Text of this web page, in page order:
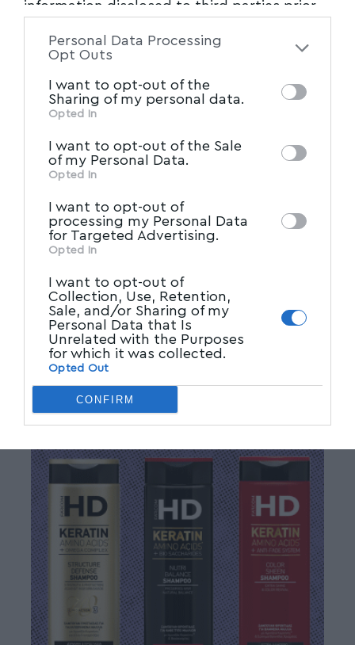
information disclosed to third parties prior
of the further disclosure of your personal
of downstream participants. This
information may also be disclosed by us to
Participantsthat may further disclose it to
other third parties.
Personal Data Processing
Opt Outs
I want to opt-out of the
Sharing of my personal data.
Opted In
I want to opt-out of the Sale
of my Personal Data.
Opted In
I want to opt-out of
processing my Personal Data
for Targeted Advertising.
Opted In
I want to opt-out of
Collection, Use, Retention,
Sale, and/or Sharing of my
Personal Data that Is
Unrelated with the Purposes
for which it was collected.
Opted Out
CONFIRM